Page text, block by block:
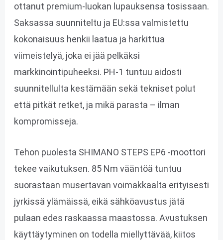
ottanut premium-luokan lupauksensa tosissaan.
Saksassa suunniteltu ja EU:ssa valmistettu
kokonaisuus henkii laatua ja harkittua
viimeistelyä, joka ei jää pelkäksi
markkinointipuheeksi. PH-1 tuntuu aidosti
suunnitellulta kestämään sekä tekniset polut
että pitkät retket, ja mikä parasta – ilman
kompromisseja.
Tehon puolesta SHIMANO STEPS EP6 -moottori
tekee vaikutuksen. 85 Nm vääntöä tuntuu
suorastaan musertavan voimakkaalta erityisesti
jyrkissä ylämäissä, eikä sähköavustus jätä
pulaan edes raskaassa maastossa. Avustuksen
käyttäytyminen on todella miellyttävää, kiitos